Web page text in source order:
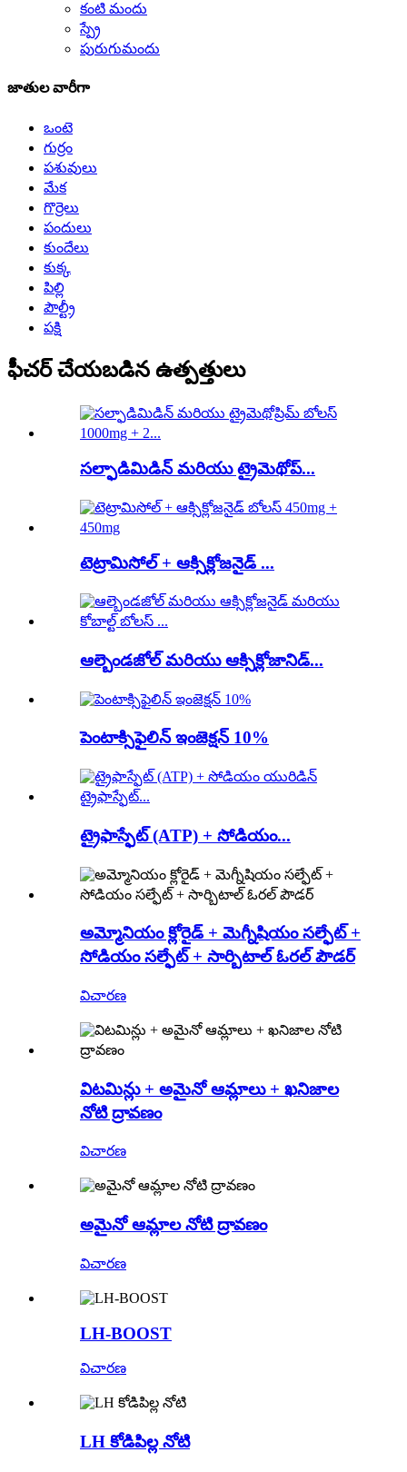
కంటి మందు
స్ప్రే
పురుగుమందు
జాతుల వారీగా
ఒంటె
గుర్రం
పశువులు
మేక
గొర్రెలు
పందులు
కుందేలు
కుక్క
పిల్లి
పౌల్ట్రీ
పక్షి
ఫీచర్ చేయబడిన ఉత్పత్తులు
సల్ఫాడిమిడిన్ మరియు ట్రైమెథోప్...
టెట్రామిసోల్ + ఆక్సిక్లోజనైడ్ ...
ఆల్బెండజోల్ మరియు ఆక్సిక్లోజానిడ్...
పెంటాక్సిఫైలిన్ ఇంజెక్షన్ 10%
ట్రైఫాస్ఫేట్ (ATP) + సోడియం...
అమ్మోనియం క్లోరైడ్ + మెగ్నీషియం సల్ఫేట్ +
సోడియం సల్ఫేట్ + సార్బిటాల్ ఓరల్ పౌడర్
విచారణ
విటమిన్లు + అమైనో ఆమ్లాలు + ఖనిజాల
నోటి ద్రావణం
విచారణ
అమైనో ఆమ్లాల నోటి ద్రావణం
విచారణ
LH-BOOST
విచారణ
LH కోడిపిల్ల నోటి